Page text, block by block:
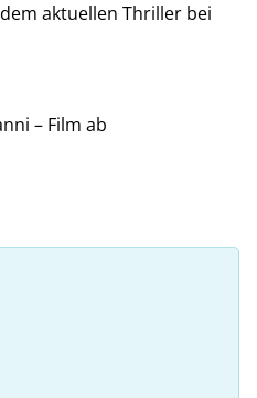
aktuellen Thriller bei
– Film ab